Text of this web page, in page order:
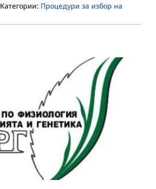
Категории: Процедури за избор на